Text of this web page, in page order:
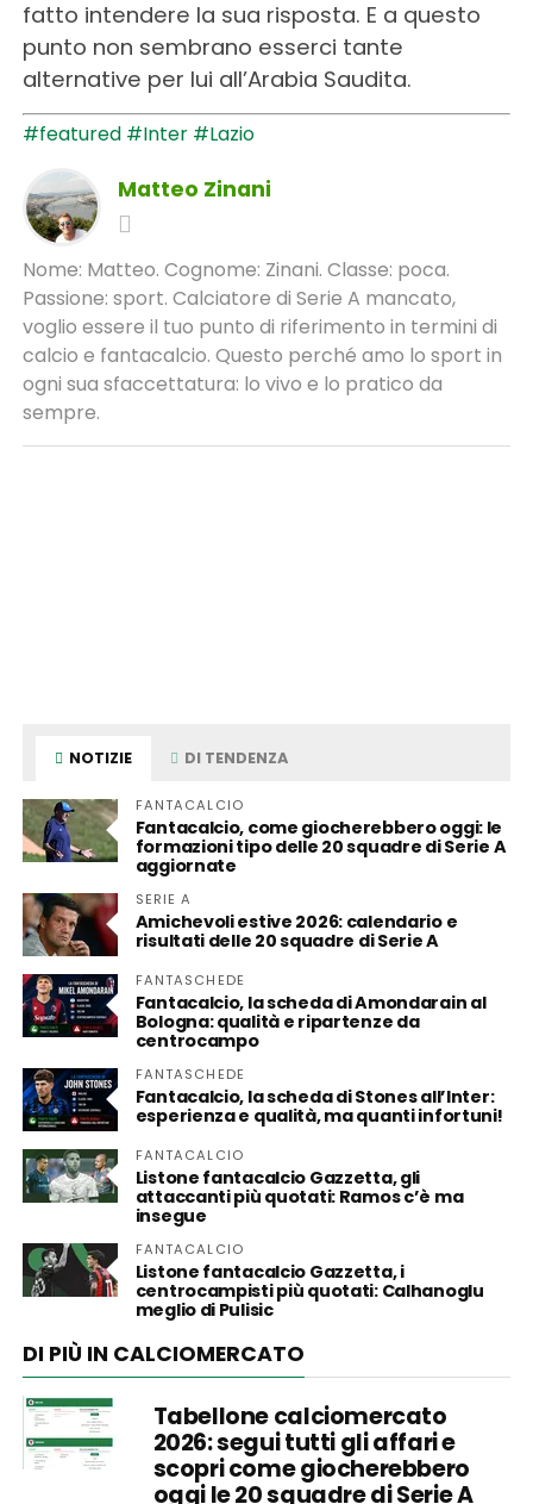
fatto intendere la sua risposta. E a questo
punto non sembrano esserci tante
alternative per lui all’Arabia Saudita.
#featured #Inter #Lazio
Matteo Zinani
Nome: Matteo. Cognome: Zinani. Classe: poca.
Passione: sport. Calciatore di Serie A mancato,
voglio essere il tuo punto di riferimento in termini di
calcio e fantacalcio. Questo perché amo lo sport in
ogni sua sfaccettatura: lo vivo e lo pratico da
sempre.
NOTIZIE DI TENDENZA
FANTACALCIO
Fantacalcio, come giocherebbero oggi: le
formazioni tipo delle 20 squadre di Serie A
aggiornate
SERIE A
Amichevoli estive 2026: calendario e
risultati delle 20 squadre di Serie A
FANTASCHEDE
Fantacalcio, la scheda di Amondarain al
Bologna: qualità e ripartenze da
centrocampo
FANTASCHEDE
Fantacalcio, la scheda di Stones all’Inter:
esperienza e qualità, ma quanti infortuni!
FANTACALCIO
Listone fantacalcio Gazzetta, gli
attaccanti più quotati: Ramos c’è ma
insegue
FANTACALCIO
Listone fantacalcio Gazzetta, i
centrocampisti più quotati: Calhanoglu
meglio di Pulisic
DI PIÙ IN CALCIOMERCATO
Tabellone calciomercato
2026: segui tutti gli affari e
scopri come giocherebbero
oggi le 20 squadre di Serie A